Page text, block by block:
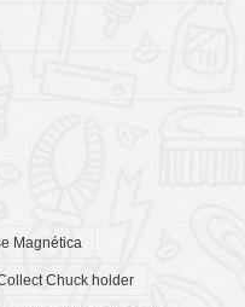
Magnética
Chuck holder